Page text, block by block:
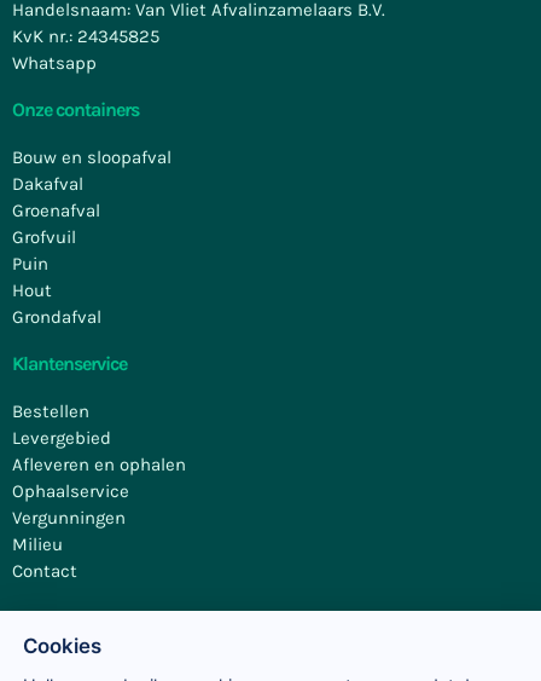
Handelsnaam: Van Vliet Afvalinzamelaars B.V.
KvK nr.: 24345825
Whatsapp
Onze containers
Bouw en sloopafval
Dakafval
Groenafval
Grofvuil
Puin
Hout
Grondafval
Klantenservice
Bestellen
Levergebied
Afleveren en ophalen
Ophaalservice
Vergunningen
Milieu
Contact
Cookies